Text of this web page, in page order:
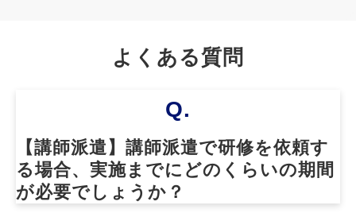
よくある質問
Q.
【講師派遣】講師派遣で研修を依頼す
る場合、実施までにどのくらいの期間
が必要でしょうか？